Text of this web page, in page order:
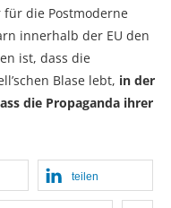
für die Postmoderne
innerhalb der EU den
ist, dass die
Blase lebt, in der
die Propaganda ihrer
teilen